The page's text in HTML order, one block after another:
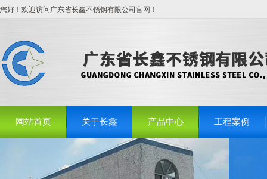
您好！欢迎访问广东省长鑫不锈钢有限公司官网！
网站首页 关于长鑫 产品中心 工程案例